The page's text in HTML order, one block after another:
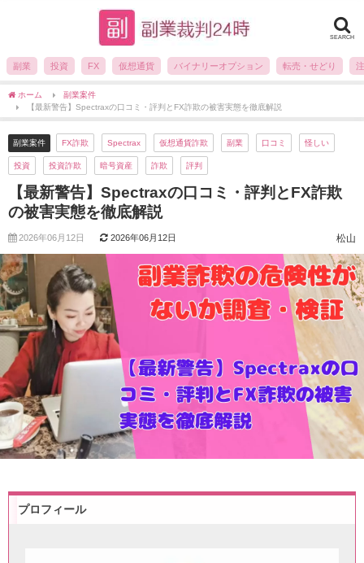
SEARCH
副業 投資 FX 仮想通貨 バイナリーオプション 転売・せどり
ホーム
副業案件
【最新警告】Spectraxの口コミ・評判とFX詐欺の被害実態を徹底解説
副業案件 FX詐欺 Spectrax 仮想通貨詐欺 副業 口コミ 怪しい
投資 投資詐欺 暗号資産 詐欺 評判
【最新警告】Spectraxの口コミ・評判とFX詐欺
の被害実態を徹底解説
2026年06月12日 2026年06月12日 松山
プロフィール